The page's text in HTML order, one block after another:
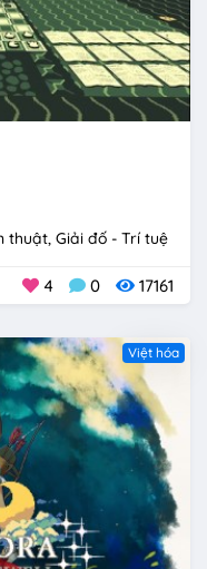
thuật Giải đố - Trí tuệ
4 0 17161
Việt hóa